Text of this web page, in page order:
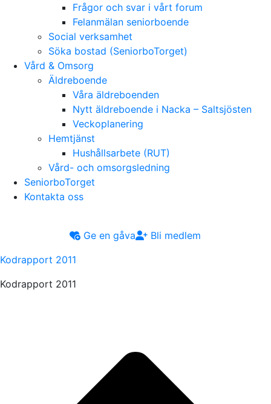
Frågor och svar i vårt forum
Felanmälan seniorboende
Social verksamhet
Söka bostad (SeniorboTorget)
Vård & Omsorg
Äldreboende
Våra äldreboenden
Nytt äldreboende i Nacka – Saltsjösten
Veckoplanering
Hemtjänst
Hushållsarbete (RUT)
Vård- och omsorgsledning
SeniorboTorget
Kontakta oss
Ge en gåva
Bli medlem
Kodrapport 2011
Kodrapport 2011